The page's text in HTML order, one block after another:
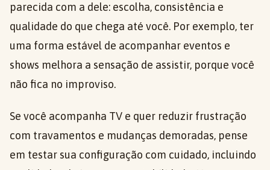
parecida com a dele: escolha, consistência e
qualidade do que chega até você. Por exemplo, ter
uma forma estável de acompanhar eventos e
shows melhora a sensação de assistir, porque você
não fica no improviso.
Se você acompanha TV e quer reduzir frustração
com travamentos e mudanças demoradas, pense
em testar sua configuração com cuidado, incluindo